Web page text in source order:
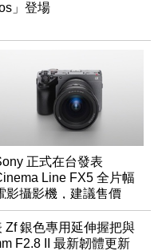
」登場
正式在台發表
Line FX5 全片幅
影攝影機，建議售價
Zf 銀色專用延伸握把與
F2.8 II 最新韌體更新